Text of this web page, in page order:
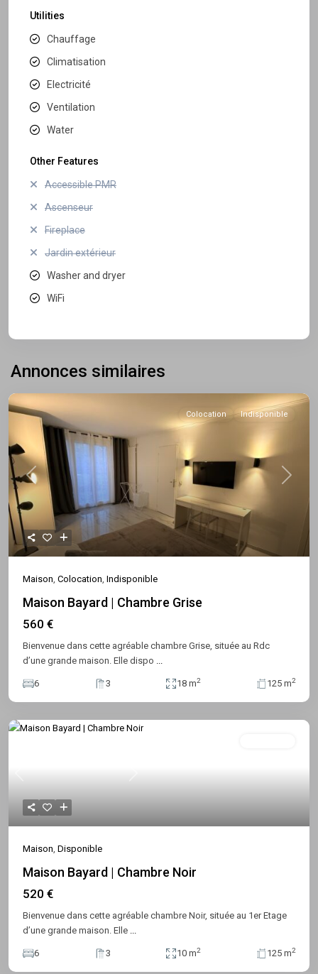
Utilities
Chauffage
Climatisation
Electricité
Ventilation
Water
Other Features
Accessible PMR
Ascenseur
Fireplace
Jardin extérieur
Washer and dryer
WiFi
Annonces similaires
Previous Next
Colocation Indisponible
Maison Colocation Indisponible
Maison Bayard | Chambre Grise
560 €
Bienvenue dans cette agréable chambre Grise, située au Rdc
d’une grande maison. Elle dispo
6 3 18 m2 125 m2
Previous Next
Maison Disponible
Maison Bayard | Chambre Noir
520 €
Bienvenue dans cette agréable chambre Noir, située au 1er Etage
d’une grande maison. Elle
6 3 10 m2 125 m2